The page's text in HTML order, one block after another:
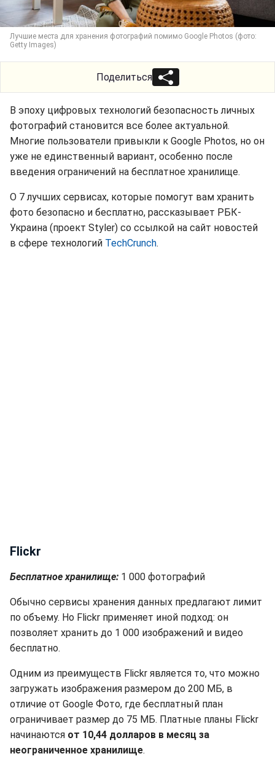
Лучшие места для хранения фотографий помимо Google Photos (фото:
Getty Images)
Поделиться
В эпоху цифровых технологий безопасность личных
фотографий становится все более актуальной.
Многие пользователи привыкли к Google Photos, но он
уже не единственный вариант, особенно после
введения ограничений на бесплатное хранилище.
О 7 лучших сервисах, которые помогут вам хранить
фото безопасно и бесплатно, рассказывает РБК-
Украина (проект Styler) со ссылкой на сайт новостей
в сфере технологий TechCrunch.
Flickr
Бесплатное хранилище: 1 000 фотографий
Обычно сервисы хранения данных предлагают лимит
по объему. Но Flickr применяет иной подход: он
позволяет хранить до 1 000 изображений и видео
бесплатно.
Одним из преимуществ Flickr является то, что можно
загружать изображения размером до 200 МБ, в
отличие от Google Фото, где бесплатный план
ограничивает размер до 75 МБ. Платные планы Flickr
начинаются от 10,44 долларов в месяц за
неограниченное хранилище.